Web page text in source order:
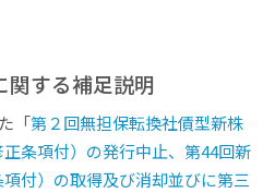
関する補足説明
「第２回無担保転換社債型新株
条項付）の発行中止、第44回新
付）の取得及び消却並びに第三